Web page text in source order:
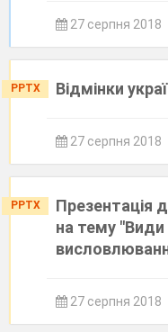
27 серпня 2018
PPTX Відмінки
27 серпня 2018
PPTX
Презентація
на тему
27 серпня 2018